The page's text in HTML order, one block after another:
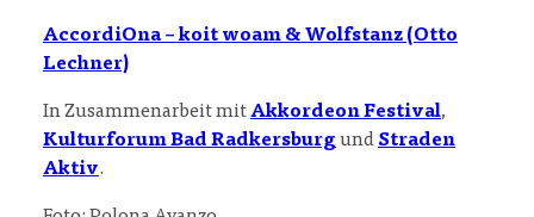
AccordiOna – koit woam & Wolfstanz (Otto
Lechner)
In Zusammenarbeit mitAkkordeon Festival,
Kulturforum Bad Radkersburgund Straden
Aktiv.